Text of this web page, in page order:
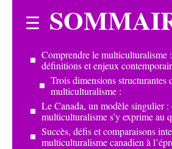
Comprendre le multiculturalisme
définitions et enjeux
Trois dimensions structurantes
multiculturalisme :
Le Canada, un modèle singulier :
multiculturalisme s’y exprime au
Succès, défis et comparaisons
multiculturalisme canadien à